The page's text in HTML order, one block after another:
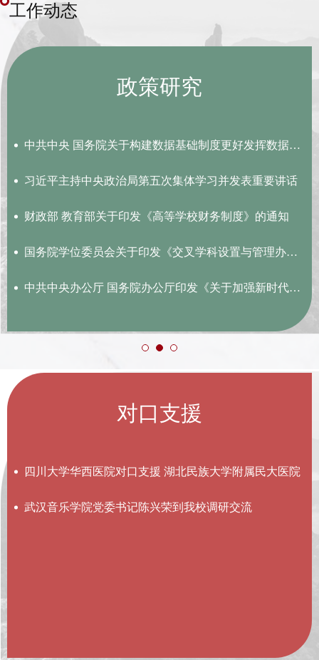
工作动态
政策研究
中共中央 国务院关于构建数据基础制度更好发挥数据要素作用的...
习近平主持中央政治局第五次集体学习并发表重要讲话
财政部 教育部关于印发《高等学校财务制度》的通知
国务院学位委员会关于印发《交叉学科设置与管理办法（试行）...
中共中央办公厅 国务院办公厅印发《关于加强新时代高技能人才...
对口支援
四川大学华西医院对口支援 湖北民族大学附属民大医院
武汉音乐学院党委书记陈兴荣到我校调研交流